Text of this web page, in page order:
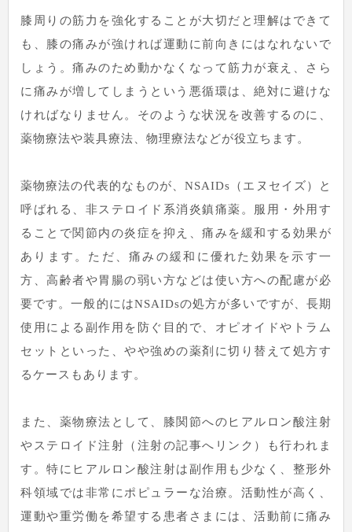
膝周りの筋力を強化することが大切だと理解はできて
も、膝の痛みが強ければ運動に前向きにはなれないで
しょう。痛みのため動かなくなって筋力が衰え、さら
に痛みが増してしまうという悪循環は、絶対に避けな
ければなりません。そのような状況を改善するのに、
薬物療法や装具療法、物理療法などが役立ちます。
薬物療法の代表的なものが、NSAIDs（エヌセイズ）と
呼ばれる、非ステロイド系消炎鎮痛薬。服用・外用す
ることで関節内の炎症を抑え、痛みを緩和する効果が
あります。ただ、痛みの緩和に優れた効果を示す一
方、高齢者や胃腸の弱い方などは使い方への配慮が必
要です。一般的にはNSAIDsの処方が多いですが、長期
使用による副作用を防ぐ目的で、オピオイドやトラム
セットといった、やや強めの薬剤に切り替えて処方す
るケースもあります。
また、薬物療法として、膝関節へのヒアルロン酸注射
やステロイド注射（注射の記事へリンク）も行われま
す。特にヒアルロン酸注射は副作用も少なく、整形外
科領域では非常にポピュラーな治療。活動性が高く、
運動や重労働を希望する患者さまには、活動前に痛み